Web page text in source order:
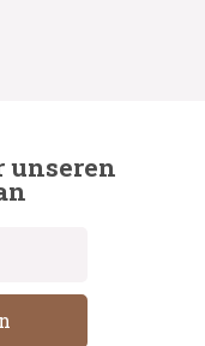
unseren